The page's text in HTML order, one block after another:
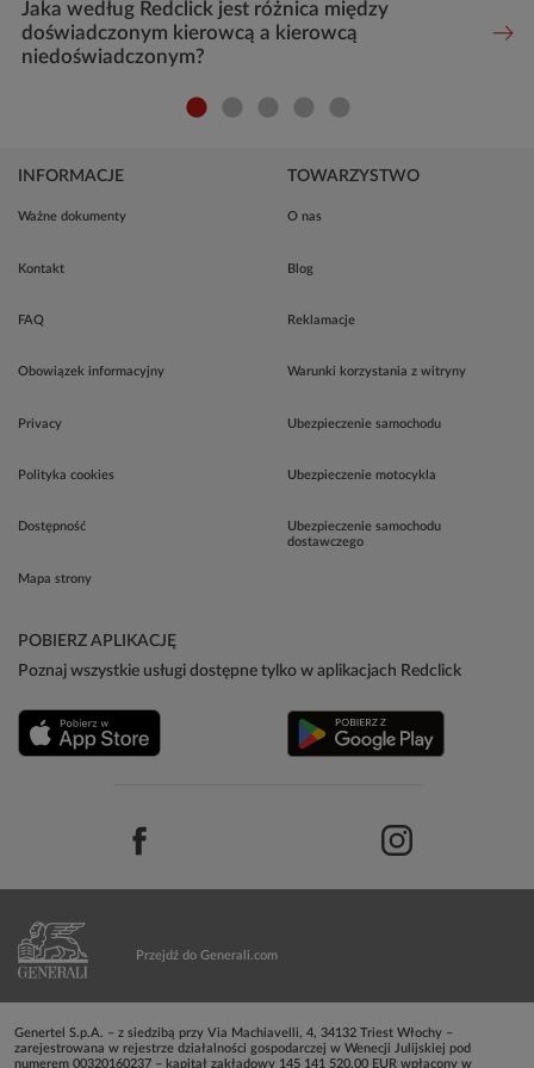
Jaka według Redclick jest różnica między
doświadczonym kierowcą a kierowcą
niedoświadczonym?
INFORMACJE
Ważne dokumenty
Kontakt
FAQ
Obowiązek informacyjny
Privacy
Polityka cookies
Dostępność
Mapa strony
TOWARZYSTWO
O nas
Blog
Reklamacje
Warunki korzystania z witryny
Ubezpieczenie samochodu
Ubezpieczenie motocykla
Ubezpieczenie samochodu
dostawczego
POBIERZ APLIKACJĘ
Poznaj wszystkie usługi dostępne tylko w aplikacjach Redclick
Przejdź do Generali.com
Genertel S.p.A. – z siedzibą przy Via Machiavelli, 4, 34132 Triest Włochy –
zarejestrowana w rejestrze działalności gospodarczej w Wenecji Julijskiej pod
numerem 00320160237 – kapitał zakładowy 145 141 520,00 EUR wpłacony w